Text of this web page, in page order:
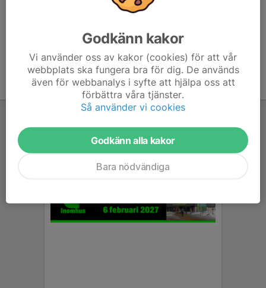
Godkänn kakor
Vi använder oss av kakor (cookies) för att vår
webbplats ska fungera bra för dig. De används
även för webbanalys i syfte att hjälpa oss att
förbättra våra tjänster.
Så använder vi cookies
Godkänn alla kakor
Bara nödvändiga